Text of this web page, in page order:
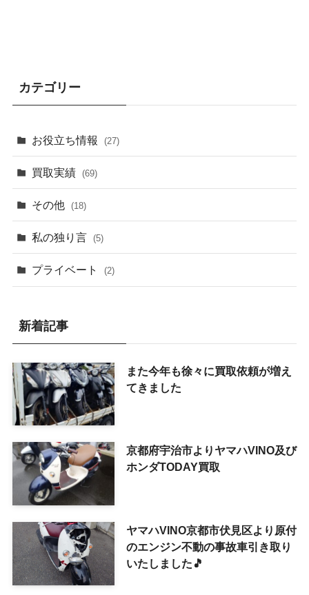
カテゴリー
お役立ち情報 (27)
買取実績 (69)
その他 (18)
私の独り言 (5)
プライベート (2)
新着記事
また今年も徐々に買取依頼が増え
てきました
京都府宇治市よりヤマハVINO及び
ホンダTODAY買取
ヤマハVINO京都市伏見区より原付
のエンジン不動の事故車引き取り
いたしました🎵